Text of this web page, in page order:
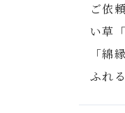
ご依
い草
「綿
ふれ